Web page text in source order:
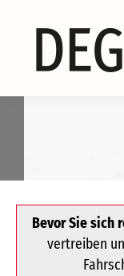
Bevor Sie sich
vertreiben